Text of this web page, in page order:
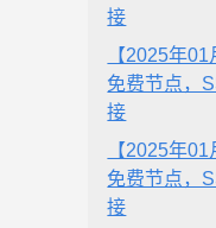
接
【2025年
免费节点，
接
【2025年
免费节点，
接